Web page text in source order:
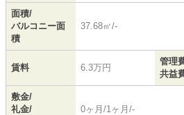
面積/
バルコニー面
積
37.68㎡/-
賃料 6.3万円
管理
共益
敷金/
礼金/
0ヶ月/1ヶ月/-